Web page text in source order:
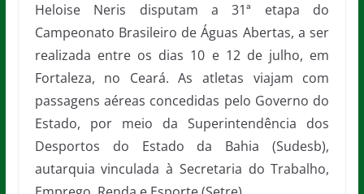
Heloise Neris disputam a 31ª etapa do
Campeonato Brasileiro de Águas Abertas, a ser
realizada entre os dias 10 e 12 de julho, em
Fortaleza, no Ceará. As atletas viajam com
passagens aéreas concedidas pelo Governo do
Estado, por meio da Superintendência dos
Desportos do Estado da Bahia (Sudesb),
autarquia vinculada à Secretaria do Trabalho,